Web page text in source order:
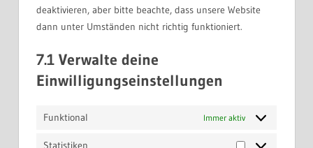
deaktivieren, aber bitte beachte, dass unsere Website
dann unter Umständen nicht richtig funktioniert.
7.1 Verwalte deine
Einwilligungseinstellungen
Funktional Immer aktiv
Statistiken